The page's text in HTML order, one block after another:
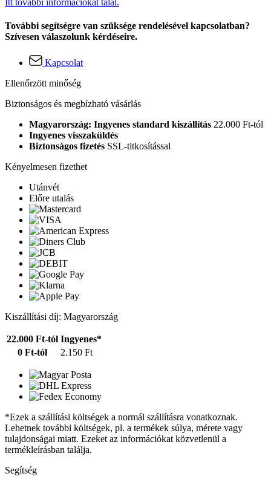
További segítségre van szüksége rendelésével kapcsolatban?
Szívesen válaszolunk kérdéseire.
Kapcsolat
Ellenőrzött minőség
Biztonságos és megbízható vásárlás
Magyarország: Ingyenes standard kiszállítás 22.000 Ft-tól
Ingyenes visszaküldés
Biztonságos fizetés SSL-titkosítással
Kényelmesen fizethet
Utánvét
Előre utalás
Kiszállítási díj: Magyarország
22.000 Ft-tól Ingyenes*
0 Ft-tól
2.150 Ft
*Ezek a szállítási költségek a normál szállításra vonatkoznak.
Lehetnek további költségek, pl. a termékek súlya, mérete vagy
tulajdonságai miatt. Ezeket az információkat közvetlenül a
termékleírásban találja.
Segítség